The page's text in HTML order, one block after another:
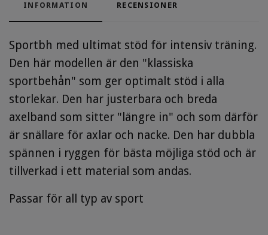
INFORMATION RECENSIONER
Sportbh med ultimat stöd för intensiv träning.
Den här modellen är den "klassiska
sportbehån" som ger optimalt stöd i alla
storlekar. Den har justerbara och breda
axelband som sitter "längre in" och som därför
är snällare för axlar och nacke. Den har dubbla
spännen i ryggen för bästa möjliga stöd och är
tillverkad i ett material som andas.
Passar för all typ av sport